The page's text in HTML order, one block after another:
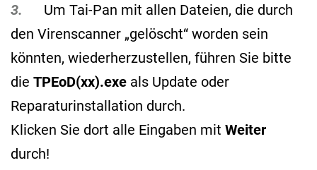
3. Um Tai-Pan mit allen Dateien, die durch
den Virenscanner „gelöscht“ worden sein
könnten, wiederherzustellen, führen Sie bitte
die TPEoD(xx).exe als Update oder
Reparaturinstallation durch.
Klicken Sie dort alle Eingaben mit Weiter
durch!